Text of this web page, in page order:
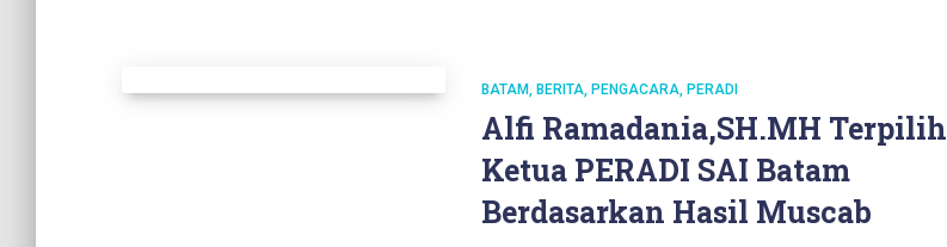
BATAM BERITA PENGACARA PERADI
Alfi Ramadania,SH.MH Terpilih
Ketua PERADI SAI Batam
Berdasarkan Hasil Muscab